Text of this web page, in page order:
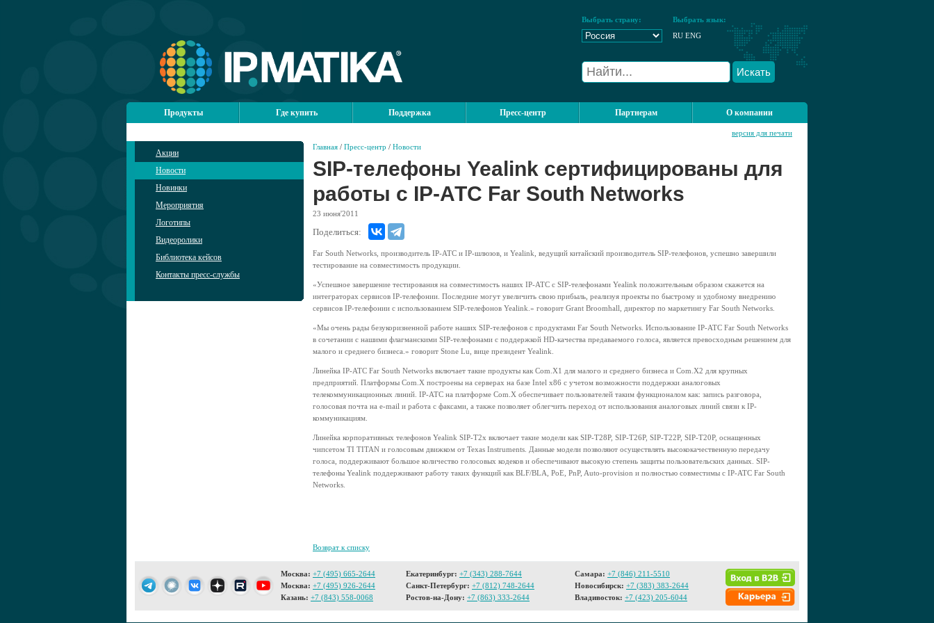
Выбрать страну:
Выбрать язык:
RU ENG
Искать
Продукты Где купить Поддержка Пресс-центр Партнерам О компании
Акции
Новости
Новинки
Мероприятия
Логотипы
Видеоролики
Библиотека кейсов
Контакты пресс-службы
Главная / Пресс-центр / Новости
версия для печати
SIP-телефоны Yealink сертифицированы для
работы с IP-АТС Far South Networks
23 июня'2011
Поделиться:
Far South Networks, производитель IP-АТС и IP-шлюзов, и Yealink, ведущий китайский производитель SIP-телефонов, успешно завершили
тестирование на совместимость продукции.
«Успешное завершение тестирования на совместимость наших IP-АТС c SIP-телефонами Yealink положительным образом скажется на
интеграторах сервисов IP-телефонии. Последние могут увеличить свою прибыль, реализуя проекты по быстрому и удобному внедрению
сервисов IP-телефонии с использованием SIP-телефонов Yealink.» говорит Grant Broomhall, директор по маркетингу Far South Networks.
«Мы очень рады безукоризненной работе наших SIP-телефонов с продуктами Far South Networks. Использование IP-АТС Far South Networks
в сочетании с нашими флагманскими SIP-телефонами с поддержкой HD-качества предаваемого голоса, является превосходным решением для
малого и среднего бизнеса.» говорит Stone Lu, вице президент Yealink.
Линейка IP-АТС Far South Networks включает такие продукты как Com.X1 для малого и среднего бизнеса и Com.X2 для крупных
предприятий. Платформы Com.X построены на серверах на базе Intel x86 с учетом возможности поддержки аналоговых
телекоммуникационных линий. IP-АТС на платформе Com.X обеспечивает пользователей таким функционалом как: запись разговора,
голосовая почта на e-mail и работа с факсами, а также позволяет облегчить переход от использования аналоговых линий связи к IP-
коммуникациям.
Линейка корпоративных телефонов Yealink SIP-T2x включает такие модели как SIP-T28P, SIP-T26P, SIP-T22P, SIP-T20P, оснащенных
чипсетом TI TITAN и голосовым движком от Texas Instruments. Данные модели позволяют осуществлять высококачественную передачу
голоса, поддерживают большое количество голосовых кодеков и обеспечивают высокую степень защиты пользовательских данных. SIP-
телефоны Yealink поддерживают работу таких функций как BLF/BLA, PoE, PnP, Auto-provision и полностью совместимы с IP-АТС Far South
Networks.
Возврат к списку
Москва: +7 (495) 665-2644
Москва: +7 (495) 926-2644
Казань: +7 (843) 558-0068
Екатеринбург: +7 (343) 288-7644
Санкт-Петербург: +7 (812) 748-2644
Ростов-на-Дону: +7 (863) 333-2644
Самара: +7 (846) 211-5510
Новосибирск: +7 (383) 383-2644
Владивосток: +7 (423) 205-6044